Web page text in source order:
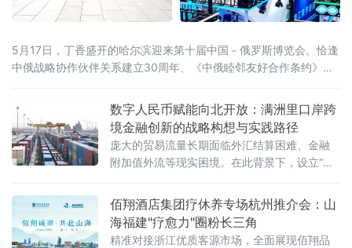
5月17日，丁香盛开的哈尔滨迎来第十届中国－俄罗斯博览会。恰逢
中俄战略协作伙伴关系建立30周年、《中俄睦邻友好合作条约》签
动同步推进的空前规模，交出十年向北开放的“成绩单”，也为正在提
速的中俄经贸合作注入全新动能。当天，国家主席习近平同俄罗斯
总统普京分别向博览会致贺信。习近平指出，希望两国各界以本届
数字人民币赋能向北开放：满洲里口岸跨
境金融创新的战略构想与实践路径
庞大的贸易流量长期面临外汇结算困难、金融
附加值外流等现实困境。在此背景下，设立“内
称“平台公司”），采用PPP混合所有制模式，构
建以数字人民币为核心的跨境金融结算基础设
施
佰翔酒店集团疗休养专场杭州推介会：山
海福建"疗愈力"圈粉长三角
精准对接浙江优质客源市场，全面展现佰翔品